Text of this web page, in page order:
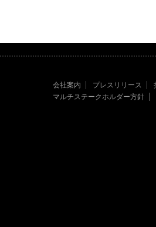
会社案内 プレスリリース
マルチステークホルダー方針